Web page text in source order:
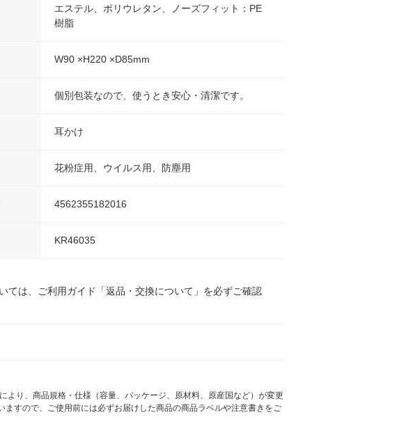
エステル、ポリウレタン、ノーズフィット：PE
樹脂
W90 ×H220 ×D85mm
個別包装なので、使うとき安心・清潔です。
耳かけ
花粉症用、ウイルス用、防塵用
4562355182016
KR46035
ては、ご利用ガイド「返品・交換について」を必ずご確認
り、商品規格・仕様（容量、パッケージ、原材料、原産国など）が変更
すので、ご使用前には必ずお届けした商品の商品ラベルや注意書きをご